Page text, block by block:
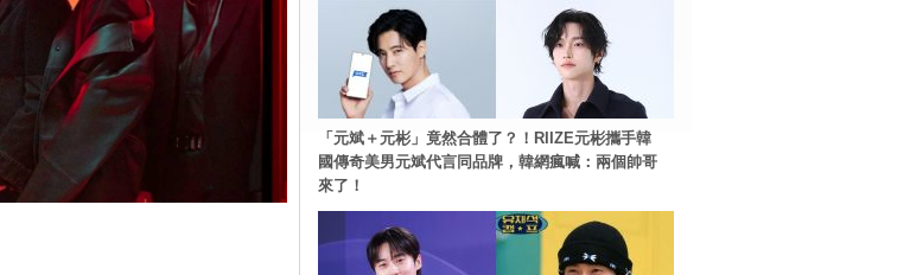
「元斌＋元彬」竟然合體了？！RIIZE元彬攜手韓
國傳奇美男元斌代言同品牌，韓網瘋喊：兩個帥哥
來了！